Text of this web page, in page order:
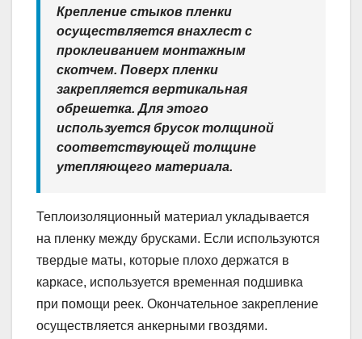
Крепление стыков пленки
осуществляется внахлест с
проклеиванием монтажным
скотчем. Поверх пленки
закрепляется вертикальная
обрешетка. Для этого
используется брусок толщиной
соответствующей толщине
утепляющего материала.
Теплоизоляционный материал укладывается
на пленку между брусками. Если используются
твердые маты, которые плохо держатся в
каркасе, используется временная подшивка
при помощи реек. Окончательное закрепление
осуществляется анкерными гвоздями.